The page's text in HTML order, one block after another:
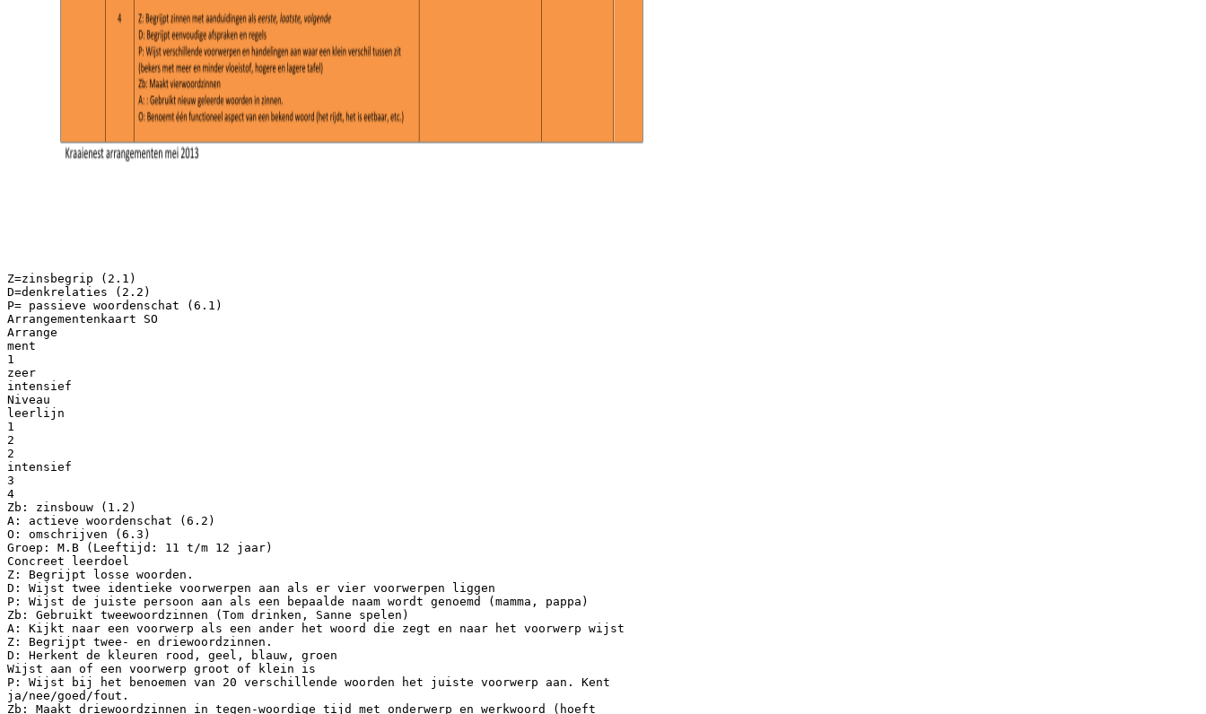
Z=zinsbegrip (2.1)
D=denkrelaties (2.2)
P= passieve woordenschat (6.1)
Arrangementenkaart SO
Arrange
ment
1
zeer
intensief
Niveau
leerlijn
1
2
2
intensief
3
4
Zb: zinsbouw (1.2)
A: actieve woordenschat (6.2)
O: omschrijven (6.3)
Groep: M.B (Leeftijd: 11 t/m 12 jaar)
Concreet leerdoel
Z: Begrijpt losse woorden.
D: Wijst twee identieke voorwerpen aan als er vier voorwerpen liggen
P: Wijst de juiste persoon aan als een bepaalde naam wordt genoemd (mamma, pappa)
Zb: Gebruikt tweewoordzinnen (Tom drinken, Sanne spelen)
A: Kijkt naar een voorwerp als een ander het woord die zegt en naar het voorwerp wijst
Z: Begrijpt twee- en driewoordzinnen.
D: Herkent de kleuren rood, geel, blauw, groen
Wijst aan of een voorwerp groot of klein is
P: Wijst bij het benoemen van 20 verschillende woorden het juiste voorwerp aan. Kent
ja/nee/goed/fout.
Zb: Maakt driewoordzinnen in tegen-woordige tijd met onderwerp en werkwoord (hoeft